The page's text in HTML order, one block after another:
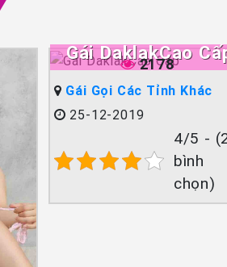
Gái DaklakCao
2178
Gái Gọi Các Tỉnh Khác
25-12-2019
4/5 -
bình
chọn)